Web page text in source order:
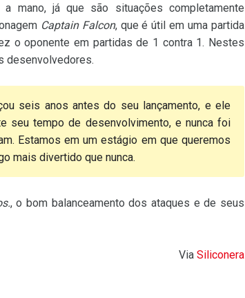
mano, já que são situações completamente
Captain Falcon, que é útil em uma partida
o oponente em partidas de 1 contra 1. Nestes
desenvolvedores.
seis anos antes do seu lançamento, e ele
seu tempo de desenvolvimento, e nunca foi
Estamos em um estágio em que queremos
mais divertido que nunca.
, o bom balanceamento dos ataques e de seus
Via Siliconera